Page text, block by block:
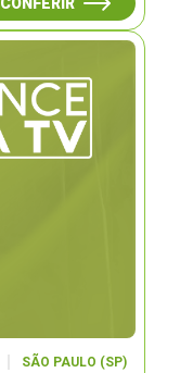
CONFERIR
SÃO PAULO (SP)